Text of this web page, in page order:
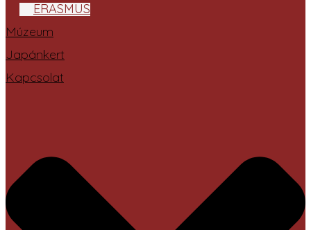
ERASMUS
Múzeum
Japánkert
Kapcsolat